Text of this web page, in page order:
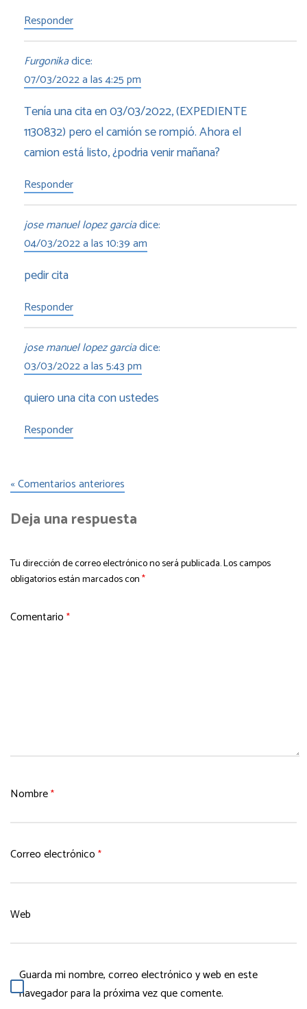
Responder
Furgonikadice:
07/03/2022 a las 4:25 pm
Tenía una cita en 03/03/2022, (EXPEDIENTE
1130832) pero el camión se rompió. Ahora el
camion está listo, ¿podria venir mañana?
Responder
jose manuel lopez garciadice:
04/03/2022 a las 10:39 am
pedir cita
Responder
jose manuel lopez garciadice:
03/03/2022 a las 5:43 pm
quiero una cita con ustedes
Responder
« Comentarios anteriores
Deja una respuesta
Tu dirección de correo electrónico no será publicada.Los campos
obligatorios están marcados con*
Comentario *
Nombre*
Correo electrónico *
Web
Guarda mi nombre, correo electrónico y web en este
navegador para la próxima vez que comente.